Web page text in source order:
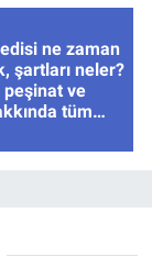
ne zaman
şartları neler?
peşinat ve
tüm